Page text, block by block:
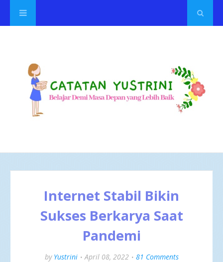
Internet Stabil Bikin
Sukses Berkarya Saat
Pandemi
by Yustrini April 08, 2022 81 Comments